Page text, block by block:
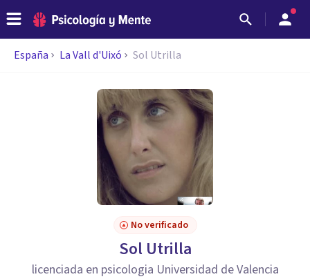
España La Vall d'Uixó Sol Utrilla
No verificado
Sol Utrilla
licenciada en psicologia Universidad de Valencia